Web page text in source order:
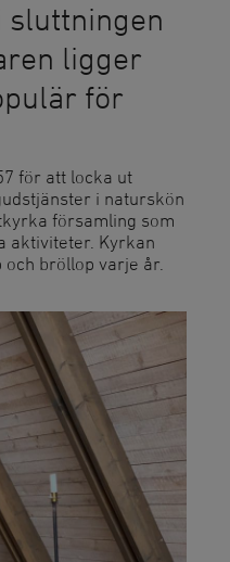
sluttningen
ligger
för
för att locka ut
i naturskön
församling som
aktiviteter. Kyrkan
och bröllop varje år.